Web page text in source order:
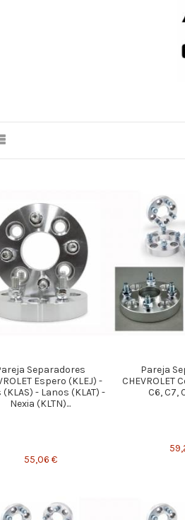
Separadores
Espero (KLEJ) -
- Lanos (KLAT) -
Nexia (KLTN)...
55,06 €
Pareja
CHEVROLET
C6, C7,